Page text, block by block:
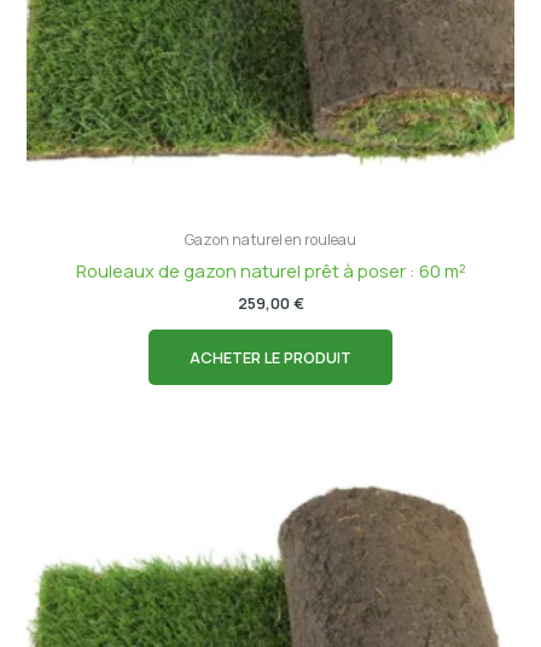
Gazon naturel en rouleau
Rouleaux de gazon naturel prêt à poser : 60 m²
259,00€
ACHETER LE PRODUIT